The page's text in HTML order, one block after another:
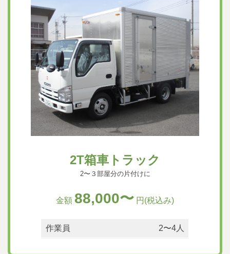
2T箱車トラック
2〜３部屋分の片付けに
金額 88,000〜 円(税込み)
作業員 2〜4人